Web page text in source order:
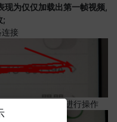
现为仅仅加载出第一帧视频,
;
接
感叹号,点击可以进行操作